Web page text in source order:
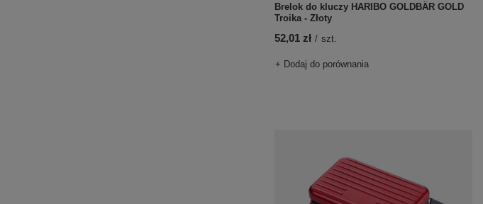
Brelok do kluczy HARIBO GOLDBÄR GOLD
Troika - Złoty
52,01 zł / szt.
+ Dodaj do porównania